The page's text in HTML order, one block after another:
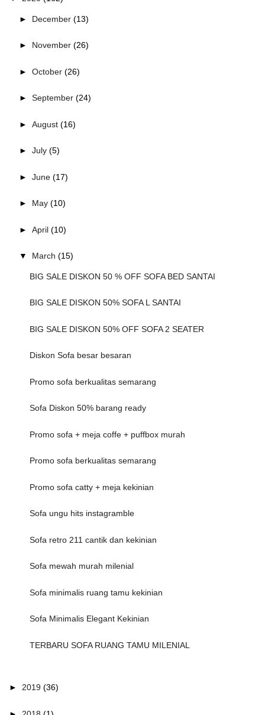
► December (13)
► November (26)
► October (26)
► September (24)
► August (16)
► July (5)
► June (17)
► May (10)
► April (10)
▼ March (15)
BIG SALE DISKON 50 % OFF SOFA BED SANTAI
BIG SALE DISKON 50% SOFA L SANTAI
BIG SALE DISKON 50% OFF SOFA 2 SEATER
Diskon Sofa besar besaran
Promo sofa berkualitas semarang
Sofa Diskon 50% barang ready
Promo sofa + meja coffe + puffbox murah
Promo sofa berkualitas semarang
Promo sofa catty + meja kekinian
Sofa ungu hits instagramble
Sofa retro 211 cantik dan kekinian
Sofa mewah murah milenial
Sofa minimalis ruang tamu kekinian
Sofa Minimalis Elegant Kekinian
TERBARU SOFA RUANG TAMU MILENIAL
► 2019 (36)